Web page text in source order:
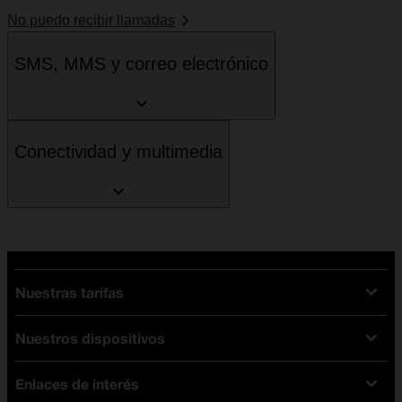
No puedo recibir llamadas
SMS, MMS y correo electrónico
Conectividad y multimedia
Nuestras tarifas
Tarifas Orange
Tarifas fibra y móvil
Tarifas móviles
Nuestros dispositivos
Ofertas en móviles
Enlaces de interés